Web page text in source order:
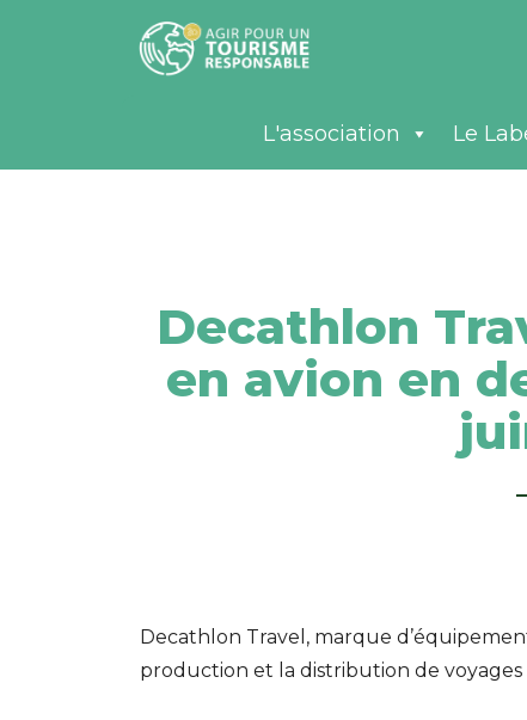
L'association Le
Decathlon
en avion en
Decathlon Travel, marque
production et la distribution de voyages